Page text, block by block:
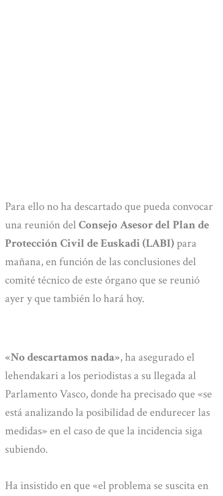
Para ello no ha descartado que pueda convocar
una reunión del Consejo Asesor del Plan de
Protección Civil de Euskadi (LABI)para
mañana, en función de las conclusiones del
comité técnico de este órgano que se reunió
ayer y que también lo hará hoy.
«No descartamos nada», ha asegurado el
lehendakari a los periodistas a su llegada al
Parlamento Vasco, donde ha precisado que «se
está analizando la posibilidad de endurecer las
medidas» en el caso de que la incidencia siga
subiendo.
Ha insistido en que «el problema se suscita en